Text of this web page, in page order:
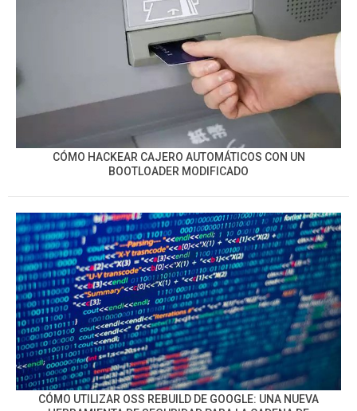
CÓMO HACKEAR CAJERO AUTOMÁTICOS CON UN
BOOTLOADER MODIFICADO
CÓMO UTILIZAR OSS REBUILD DE GOOGLE: UNA NUEVA